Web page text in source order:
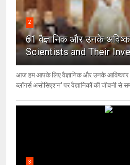
2
61 वैज्ञानिक और उनके
Scientists and Their
आज हम आपके लिए वैज्ञानिक और उनके
ब्लॉगर्स असोसिएशन' पर वैज्ञा‍निकों की जीवनी से
3